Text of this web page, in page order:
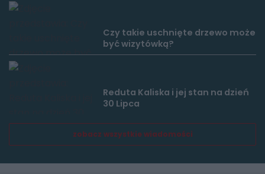
Czy takie uschnięte drzewo może
być wizytówką?
Reduta Kaliska i jej stan na dzień
30 Lipca
zobacz wszystkie wiadomości